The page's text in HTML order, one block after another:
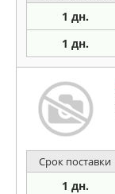
1 дн.
1 дн.
Срок поставки
1 дн.